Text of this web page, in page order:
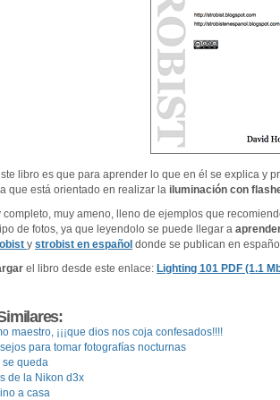
libro es que para aprender lo que en él se explica y
que está orientado en realizar la iluminación con
completo, muy ameno, lleno de ejemplos que
de fotos, ya que leyendolo se puede llegar a
y strobist en español donde se publican en
el libro desde este enlace: Lighting 101 PDF (1.1
maestro, ¡¡¡que dios nos coja confesados!!!!
para tomar fotografí­as nocturnas
se queda
de la Nikon d3x
a casa